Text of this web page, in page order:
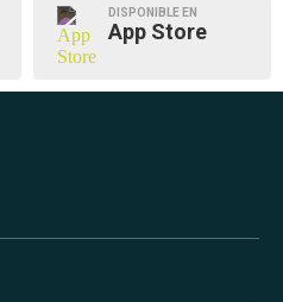
DISPONIBLE EN
App Store